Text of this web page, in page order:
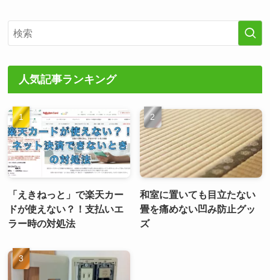
人気記事ランキング
「えきねっと」で楽天カー
ドが使えない？！支払いエ
ラー時の対処法
和室に置いても目立たない
畳を痛めない凹み防止グッ
ズ